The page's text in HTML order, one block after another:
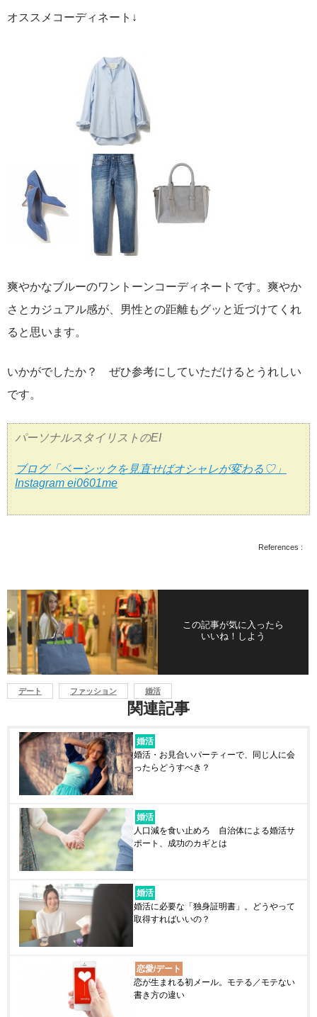
オススメコーディネート↓
爽やかなブルーのワントーンコーディネートです。爽やか
さとカジュアル感が、男性との距離もグッと近づけてくれ
ると思います。
いかがでしたか？ ぜひ参考にしていただけるとうれしい
です。
パーソナルスタイリストのEI
ブログ「ベーシックを見直せばオシャレが変わる♡」
Instagram ei0601me
References :
この記事が気に入ったら
いいね！しよう
デート ファッション 婚活
関連記事
婚活
婚活・お見合いパーティーで、同じ人に会
ったらどうすべき？
婚活
人口減を食い止めろ 自治体による婚活サ
ポート、成功のカギとは
婚活
婚活に必要な「独身証明書」。どうやって
取得すればいいの？
恋愛/デート
恋が生まれる初メール。モテる／モテない
書き方の違い